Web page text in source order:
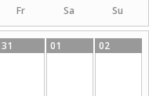
Fr Sa Su
31 01 02